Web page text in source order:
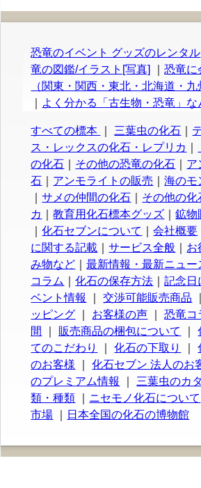
恐竜のイベント グッズのレンタル
竜の図鑑/イラスト[写真]
｜恐竜に
（関東・関西・東北・北海道・九
よく分かる「古生物・恐竜」な
すべての標本 三葉虫の化石
ス・レックスの化石・レプリカ
の化石
その他の恐竜の化石
ア
石
アンモライトの販売 ｜海のモ
｜サメの仲間の化石 その他の化
カ
｜教育用化石標本グッズ ｜鉱物
｜化石セブンについて ｜会社概要
に関する記載 ｜サービス全般 お
み物など ｜最新情報・最新ニュー
コラム
｜化石の保存方法 ｜記念日
ベント情報
｜交渉可能販売商品
ッピング
お客様の声 ｜恐竜コ
間
販売商品の梱包について ｜
てのこだわり
｜化石の下取り ｜
のお客様 ｜化石セブン 法人のお
のプレミアム情報
三葉虫のカ
類・種類
ニセモノ化石について
市場
日本全国の化石の博物館